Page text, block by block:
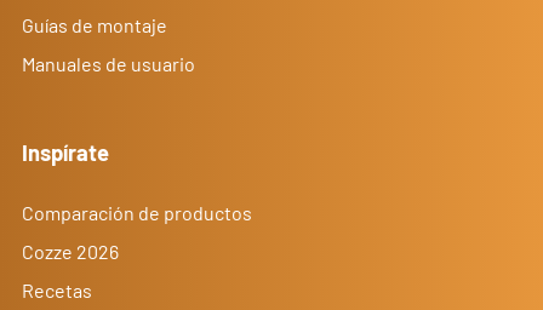
Guías de montaje
Manuales de usuario
Inspírate
Comparación de productos
Cozze 2026
Recetas